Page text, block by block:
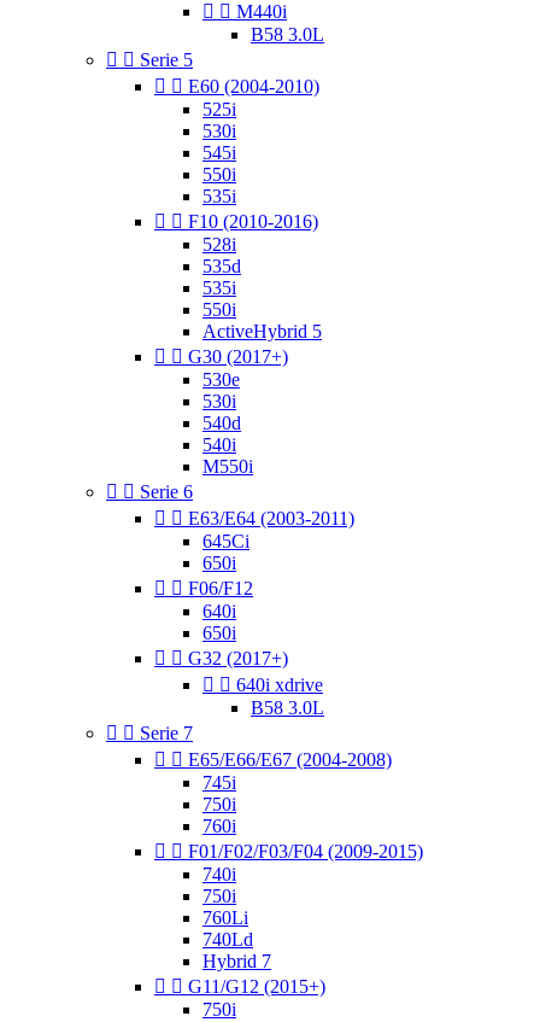
  M440i
B58 3.0L
  Serie 5
  E60 (2004-2010)
525i
530i
545i
550i
535i
  F10 (2010-2016)
528i
535d
535i
550i
ActiveHybrid 5
  G30 (2017+)
530e
530i
540d
540i
M550i
  Serie 6
  E63/E64 (2003-2011)
645Ci
650i
  F06/F12
640i
650i
  G32 (2017+)
  640i xdrive
B58 3.0L
  Serie 7
  E65/E66/E67 (2004-2008)
745i
750i
760i
  F01/F02/F03/F04 (2009-2015)
740i
750i
760Li
740Ld
Hybrid 7
  G11/G12 (2015+)
750i